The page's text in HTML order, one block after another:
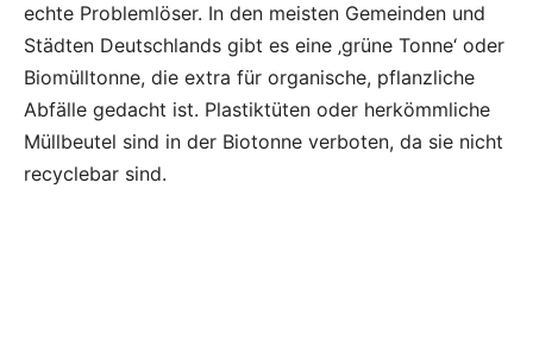
echte Problemlöser. In den meisten Gemeinden und
Städten Deutschlands gibt es eine ‚grüne Tonne‘ oder
Biomülltonne, die extra für organische, pflanzliche
Abfälle gedacht ist. Plastiktüten oder herkömmliche
Müllbeutel sind in der Biotonne verboten, da sie nicht
recyclebar sind.